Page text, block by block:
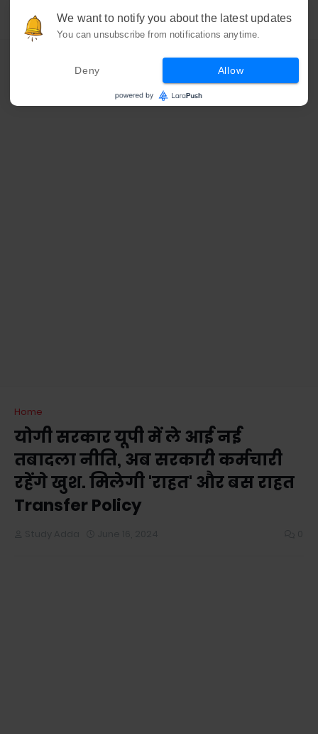
Home
योगी सरकार यूपी में ले आई नई
तबादला नीति, अब सरकारी कर्मचारी
रहेंगे खुश. मिलेगी 'राहत' और बस राहत
Transfer Policy
We want to notify you about the latest updates
You can unsubscribe from notifications anytime.
Deny Allow